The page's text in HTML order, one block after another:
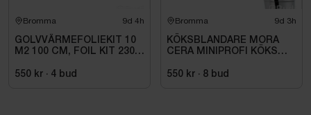
Bromma 9d 4h
GOLVVÄRMEFOLIEKIT 10
M2 100 CM, FOIL KIT 230
550 kr · 4 bud
Bromma 9d 3h
KÖKSBLANDARE MORA
CERA MINIPROFI KÖKS
242301
550 kr · 8 bud